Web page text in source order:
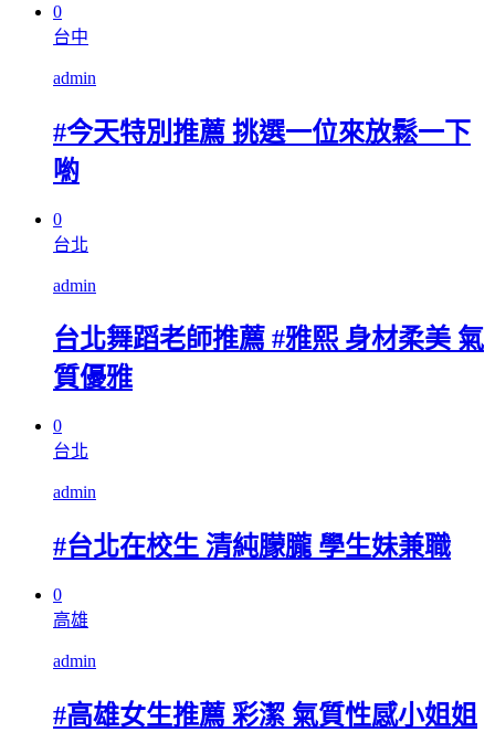
0
台中
admin
#今天特別推薦 挑選一位來放鬆一下
喲
0
台北
admin
台北舞蹈老師推薦 #雅熙 身材柔美 氣
質優雅
0
台北
admin
#台北在校生 清純朦朧 學生妹兼職
0
高雄
admin
#高雄女生推薦 彩潔 氣質性感小姐姐